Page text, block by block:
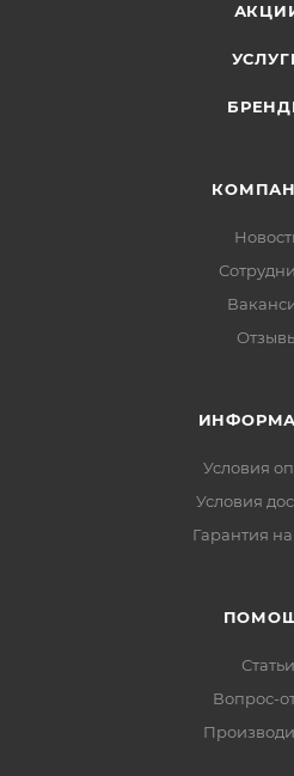
Условия
Условия
Гарантия
Статьи
Вопрос-